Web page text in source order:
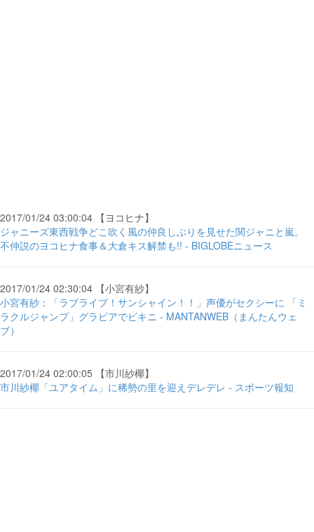
2017/01/24 03:00:04 【ヨコヒナ】
ジャニーズ東西戦争どこ吹く風の仲良しぶりを見せた関ジャニと嵐。
不仲説のヨコヒナ食事＆大倉キス解禁も!! - BIGLOBEニュース
2017/01/24 02:30:04 【小宮有紗】
小宮有紗：「ラブライブ！サンシャイン！！」声優がセクシーに 「ミ
ラクルジャンプ」グラビアでビキニ - MANTANWEB（まんたんウェ
ブ）
2017/01/24 02:00:05 【市川紗椰】
市川紗椰「ユアタイム」に稀勢の里を迎えデレデレ - スポーツ報知